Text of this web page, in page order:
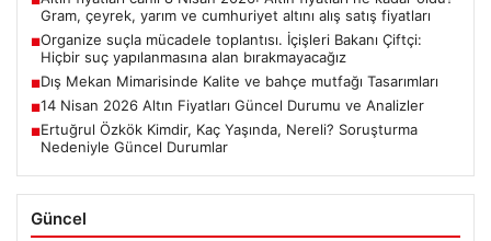
Gram, çeyrek, yarım ve cumhuriyet altını alış satış fiyatları
■Organize suçla mücadele toplantısı. İçişleri Bakanı Çiftçi:
Hiçbir suç yapılanmasına alan bırakmayacağız
■Dış Mekan Mimarisinde Kalite ve bahçe mutfağı Tasarımları
■14 Nisan 2026 Altın Fiyatları Güncel Durumu ve Analizler
■Ertuğrul Özkök Kimdir, Kaç Yaşında, Nereli? Soruşturma
Nedeniyle Güncel Durumlar
Güncel